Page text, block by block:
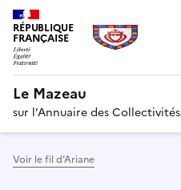
RÉPUBLIQUE
FRANÇAISE
Le Mazeau
sur l’Annuaire des Collectivités
Voir le fil d’Ariane